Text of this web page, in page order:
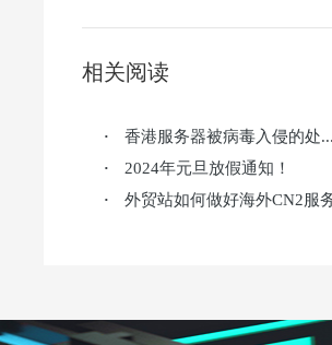
相关阅读
· 香港服务器被病毒入侵的处...
· 2024年元旦放假通知！
· 外贸站如何做好海外CN2服